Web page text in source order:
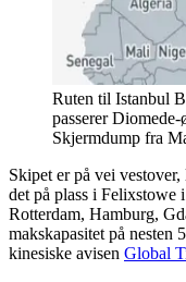
Ruten til Istanbul
passerer
Skjermdump fra
Skipet er på vei
det på plass i Felixstowe
Rotterdam, Hamburg,
makskapasitet på nesten
kinesiske avisen Global